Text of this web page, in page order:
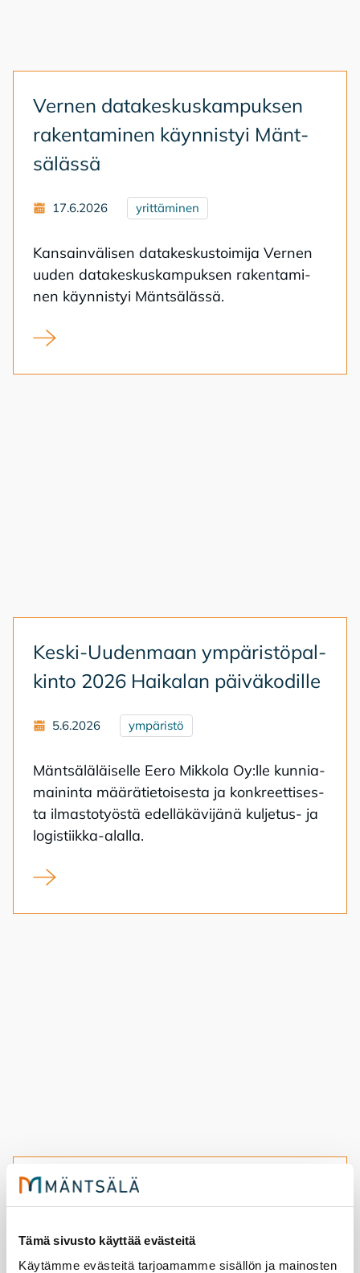
Tämä sivusto käyttää evästeitä
Käytämme evästeitä tarjoamamme sisällön ja mainosten
Ver­nen da­ta­kes­kus­kam­puk­sen
ra­ken­ta­mi­nen käyn­nis­tyi Mänt­
sä­läs­sä
17.6.2026 yrittäminen
Kan­sain­vä­li­sen da­ta­kes­kus­toi­mi­ja Ver­nen
uu­den da­ta­kes­kus­kam­puk­sen ra­ken­ta­mi­
nen käyn­nis­tyi Mänt­sä­läs­sä.
Vernen datakeskuskampuksen rakentaminen
Kes­ki-Uu­den­maan ym­pä­ris­tö­pal­
kin­to 2026 Hai­ka­lan päi­vä­ko­dil­le
5.6.2026 ympäristö
Mänt­sä­lä­läi­sel­le Eero Mik­ko­la Oy:lle kun­nia­
mai­nin­ta mää­rä­tie­toi­ses­ta ja kon­kreet­ti­ses­
ta il­mas­to­työs­tä edel­lä­kä­vi­jä­nä kul­je­tus- ja
lo­gis­tiik­ka-alal­la.
Keski-Uudenmaan ympäristöpalkinto 2026 Haikalan
Mänt­sä­lä sääs­ti ener­gi­aa yli ta­
teoil­la on iso vai­ku­tus